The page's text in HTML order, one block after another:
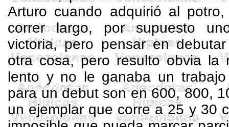
Arturo cuando adquirió al
correr largo, por supuesto
victoria, pero pensar en
otra cosa, pero resulto obvia la
lento y no le ganaba un
para un debut son en 600, 800,
un ejemplar que corre a 25 y 30